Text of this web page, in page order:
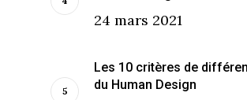
24 mars 2021
Les 10 critères de
du Human Design